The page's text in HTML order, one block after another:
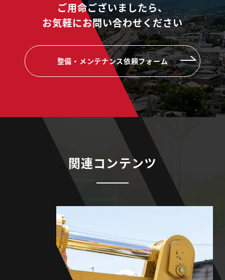
ご用命ございましたら、
お気軽にお問い合わせください
整備・メンテナンス依頼フォーム
関連コンテンツ